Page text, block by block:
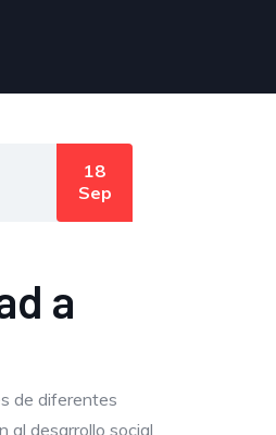
18
Sep
a
de diferentes
al desarrollo social